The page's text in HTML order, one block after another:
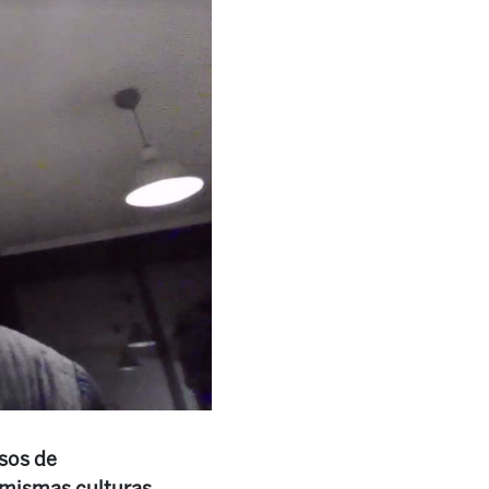
de